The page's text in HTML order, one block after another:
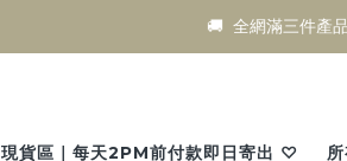
🚚  全網滿三件產
現貨區｜每天2PM前付款即日寄出 ♡